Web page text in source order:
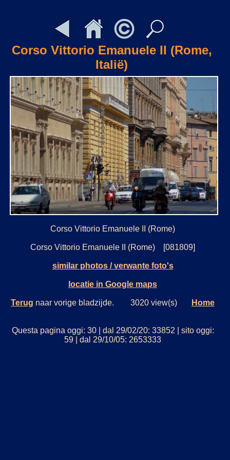
Corso Vittorio Emanuele II (Rome,
Italië)
Corso Vittorio Emanuele II (Rome)
Corso Vittorio Emanuele II (Rome) [081809]
similar photos / verwante foto's
locatie in Google maps
Terug naar vorige bladzijde. 3020 view(s) Home
Questa pagina oggi: 30 | dal 29/02/20: 33852 | sito oggi:
59 | dal 29/10/05: 2653333